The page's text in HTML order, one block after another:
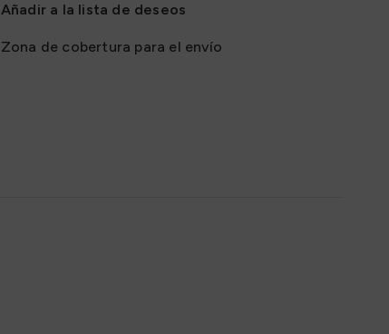
Añadir a la lista de deseos
Zona de cobertura para el envío